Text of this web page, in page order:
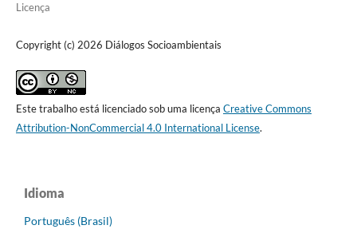
Licença
Copyright (c) 2026 Diálogos Socioambientais
Este trabalho está licenciado sob uma licença Creative Commons
Attribution-NonCommercial 4.0 International License.
Idioma
Português (Brasil)